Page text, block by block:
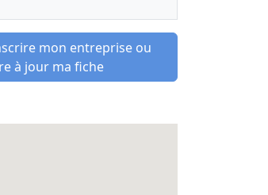
mon entreprise ou
à jour ma fiche